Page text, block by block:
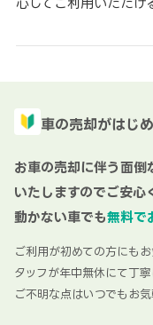
車の売却がはじ
お車の売却に伴う面倒
いたしますのでご安心
動かない車でも無料で
ご利用が初めての方にも
タッフが年中無休にて丁寧
ご不明な点はいつでもお